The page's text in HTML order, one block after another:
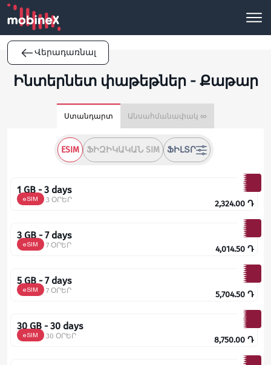
Վերադառնալ
Ինտերնետ փաթեթներ - Քաթար
Ստանդարտ Անսահմանափակ ∞
ESIM ՖԻԶԻԿԱԿԱՆ SIM ՖԻԼՏՐ
1 GB - 3 days
eSIM 3 ՕՐԵՐ 2,324.00 Դ
3 GB - 7 days
eSIM 7 ՕՐԵՐ 4,014.50 Դ
5 GB - 7 days
eSIM 7 ՕՐԵՐ 5,704.50 Դ
30 GB - 30 days
eSIM 30 ՕՐԵՐ 8,750.00 Դ